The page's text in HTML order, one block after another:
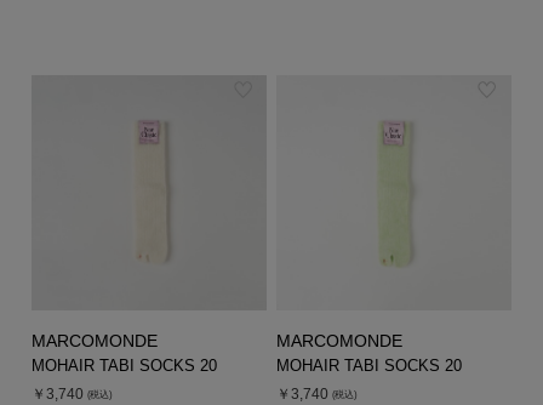
MARCOMONDE
MOHAIR TABI SOCKS 20
￥3,740 (税込)
MARCOMONDE
MOHAIR TABI SOCKS 20
￥3,740 (税込)